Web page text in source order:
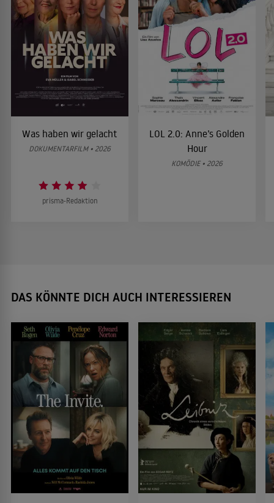
Was haben wir gelacht
DOKUMENTARFILM • 2026
prisma-Redaktion
LOL 2.0: Anne’s Golden
Hour
KOMÖDIE • 2026
DAS KÖNNTE DICH AUCH INTERESSIEREN